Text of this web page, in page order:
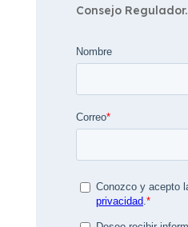
Consejo Regulador.